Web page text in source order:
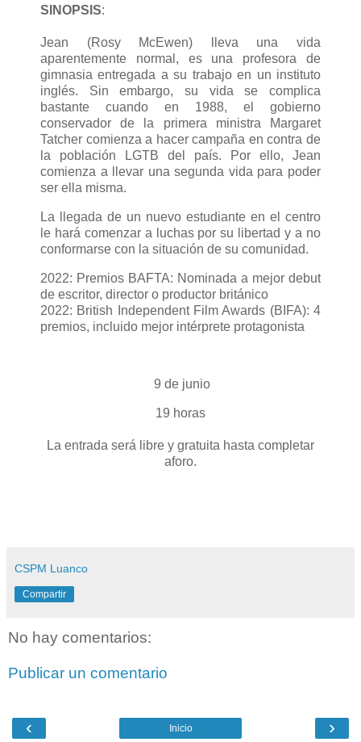
SINOPSIS:
Jean (Rosy McEwen) lleva una vida
aparentemente normal, es una profesora de
gimnasia entregada a su trabajo en un instituto
inglés. Sin embargo, su vida se complica
bastante cuando en 1988, el gobierno
conservador de la primera ministra Margaret
Tatcher comienza a hacer campaña en contra de
la población LGTB del país. Por ello, Jean
comienza a llevar una segunda vida para poder
ser ella misma.
La llegada de un nuevo estudiante en el centro
le hará comenzar a luchas por su libertad y a no
conformarse con la situación de su comunidad.
2022: Premios BAFTA: Nominada a mejor debut
de escritor, director o productor británico
2022: British Independent Film Awards (BIFA): 4
premios, incluido mejor intérprete protagonista
9 de junio
19 horas
La entrada será libre y gratuita hasta completar
aforo.
CSPM Luanco
Compartir
No hay comentarios:
Publicar un comentario
‹ ›
Inicio